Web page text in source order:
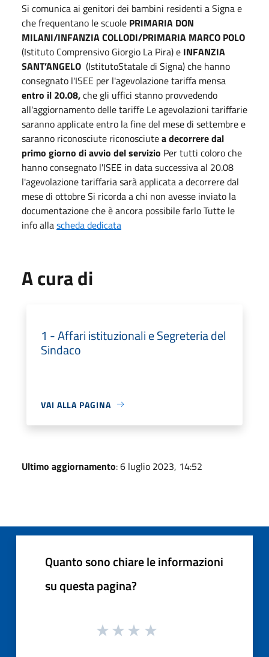
Si comunica ai genitori dei bambini residenti a Signa e
che frequentano le scuole PRIMARIA DON
MILANI/INFANZIA COLLODI/PRIMARIA MARCO POLO
(Istituto Comprensivo Giorgio La Pira) e INFANZIA
SANT’ANGELO (IstitutoStatale di Signa) che hanno
consegnato l'ISEE per l'agevolazione tariffa mensa
entro il 20.08,che gli uffici stanno provvedendo
all'aggiornamento delle tariffe Le agevolazioni tariffarie
saranno applicate entro la fine del mese di settembre e
saranno riconosciute riconosciuteadecorrere dal
primo giorno di avvio del servizio Per tutti coloro che
hanno consegnato l'ISEE in data successiva al 20.08
l'agevolazione tariffaria sarà applicata a decorrere dal
mese di ottobre Si ricorda a chi non avesse inviato la
documentazione che è ancora possibile farlo Tutte le
info allascheda dedicata
A cura di
1 - Affari istituzionali e Segreteria del
Sindaco
VAI ALLA PAGINA
Ultimo aggiornamento: 6 luglio 2023, 14:52
Quanto sono chiare le informazioni
su questa pagina?